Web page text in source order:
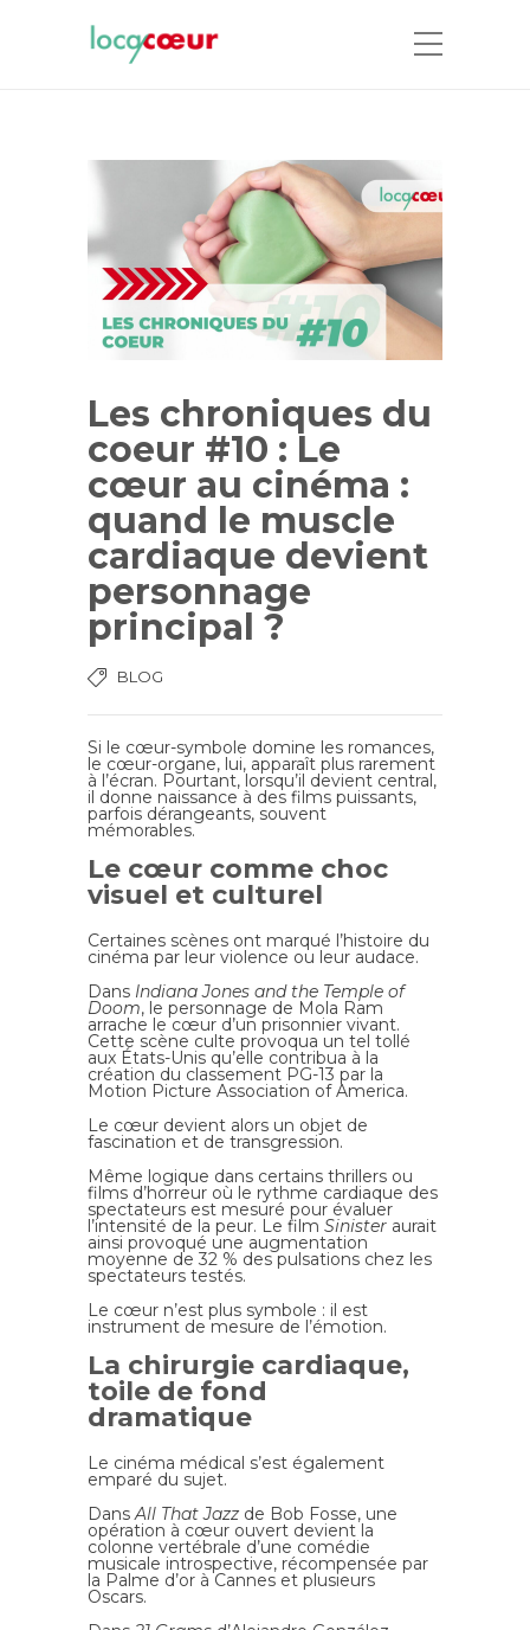
Les chroniques du
coeur #10 : Le
cœur au cinéma :
quand le muscle
cardiaque devient
personnage
principal ?
BLOG
Si le cœur-symbole domine les romances,
le cœur-organe, lui, apparaît plus rarement
à l’écran. Pourtant, lorsqu’il devient central,
il donne naissance à des films puissants,
parfois dérangeants, souvent
mémorables.
Le cœur comme choc
visuel et culturel
Certaines scènes ont marqué l’histoire du
cinéma par leur violence ou leur audace.
Dans Indiana Jones and the Temple of
Doom, le personnage de Mola Ram
arrache le cœur d’un prisonnier vivant.
Cette scène culte provoqua un tel tollé
aux États-Unis qu’elle contribua à la
création du classement PG-13 par la
Motion Picture Association of America.
Le cœur devient alors un objet de
fascination et de transgression.
Même logique dans certains thrillers ou
films d’horreur où le rythme cardiaque des
spectateurs est mesuré pour évaluer
l’intensité de la peur. Le film Sinister aurait
ainsi provoqué une augmentation
moyenne de 32 % des pulsations chez les
spectateurs testés.
Le cœur n’est plus symbole : il est
instrument de mesure de l’émotion.
La chirurgie cardiaque,
toile de fond
dramatique
Le cinéma médical s’est également
emparé du sujet.
DansAll That Jazz de Bob Fosse, une
opération à cœur ouvert devient la
colonne vertébrale d’une comédie
musicale introspective, récompensée par
la Palme d’or à Cannes et plusieurs
Oscars.